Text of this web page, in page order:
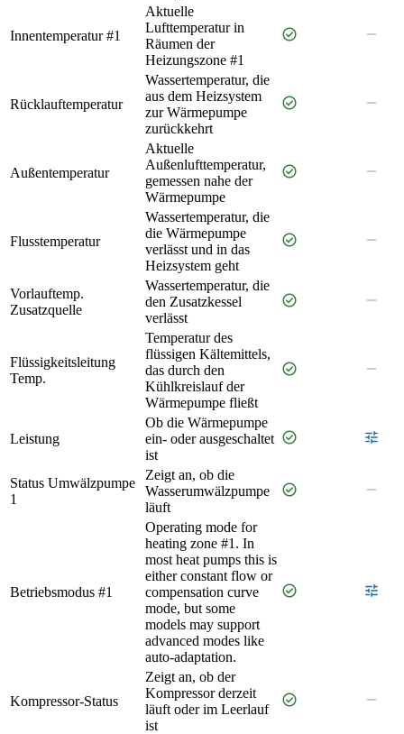
Innentemperatur #1
Aktuelle
Lufttemperatur in
Räumen der
Heizungszone #1
check_circle remove
Rücklauftemperatur
Wassertemperatur, die
aus dem Heizsystem
zur Wärmepumpe
zurückkehrt
check_circle remove
Außentemperatur
Aktuelle
Außenlufttemperatur,
gemessen nahe der
Wärmepumpe
check_circle remove
Flusstemperatur
Wassertemperatur, die
die Wärmepumpe
verlässt und in das
Heizsystem geht
check_circle remove
Vorlauftemp.
Zusatzquelle
Wassertemperatur, die
den Zusatzkessel
verlässt
check_circle remove
Flüssigkeitsleitung
Temp.
Temperatur des
flüssigen Kältemittels,
das durch den
Kühlkreislauf der
Wärmepumpe fließt
check_circle remove
Leistung
Ob die Wärmepumpe
ein- oder ausgeschaltet
ist
check_circle tune
Status Umwälzpumpe
1
Zeigt an, ob die
Wasserumwälzpumpe
läuft
check_circle remove
Betriebsmodus #1
Operating mode for
heating zone #1. In
most heat pumps this is
either constant flow or
compensation curve
mode, but some
models may support
advanced modes like
auto-adaptation.
check_circle tune
Kompressor-Status
Zeigt an, ob der
Kompressor derzeit
läuft oder im Leerlauf
ist
check_circle remove